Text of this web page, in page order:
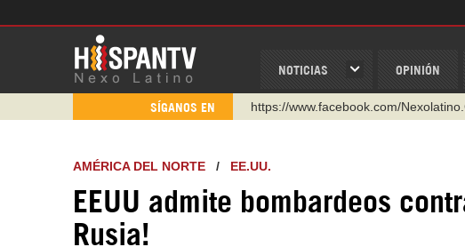
NOTICIAS OPINIÓN
SÍGANOS EN
https://www.youtube.com/
https://t.me/hispantvcanal
WhatsApp y Viber: +98 921 79 29 404
AMÉRICA DEL NORTE / EE.UU.
EEUU admite bombardeos
Rusia!